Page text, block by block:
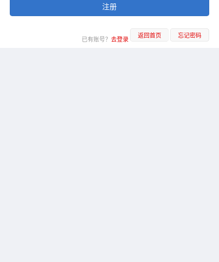
注册
已有账号？ 去登录 返回首页 忘记密码